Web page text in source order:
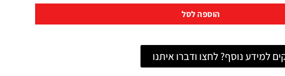
הוספה לסל
למידע נוסף? לחצו ודברו איתנו